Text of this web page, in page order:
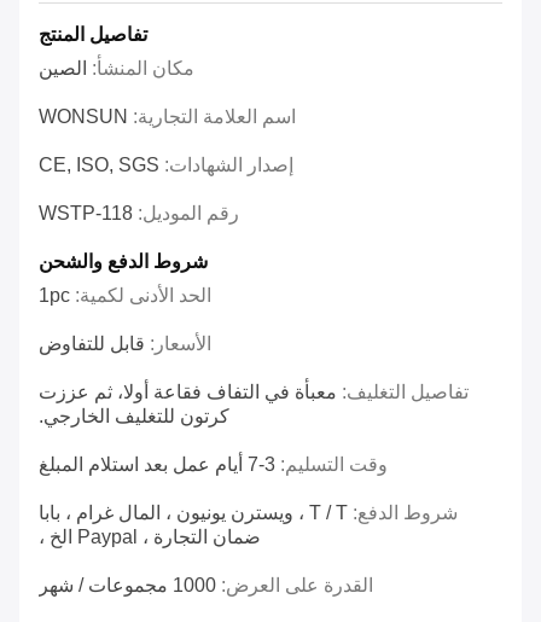
تفاصيل المنتج
مكان المنشأ: الصين
اسم العلامة التجارية: WONSUN
إصدار الشهادات: CE, ISO, SGS
رقم الموديل: WSTP-118
شروط الدفع والشحن
الحد الأدنى لكمية: 1pc
الأسعار: قابل للتفاوض
تفاصيل التغليف: معبأة في التفاف فقاعة أولا، ثم عززت
كرتون للتغليف الخارجي.
وقت التسليم: 3-7 أيام عمل بعد استلام المبلغ
شروط الدفع:
T / T ، ويسترن يونيون ، المال غرام ، بابا
ضمان التجارة ، Paypal الخ ،
القدرة على العرض: 1000 مجموعات / شهر